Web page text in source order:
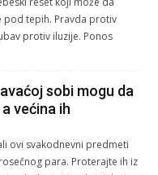
pod tepih. Pravda protiv
protiv iluzije. Ponos
sobi mogu da
većina ih
ovi svakodnevni predmeti
para. Proterajte ih iz